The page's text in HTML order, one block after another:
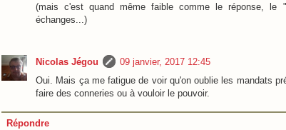
(mais c'est quand même faible comme le réponse,
échanges...)
Nicolas Jégou
09 janvier, 2017 12:45
Oui. Mais ça me fatigue de voir qu'on oublie les mandats
faire des conneries ou à vouloir le pouvoir.
Répondre